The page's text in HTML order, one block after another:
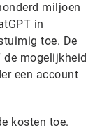
miljoen
in
toe. De
mogelijkheid
een account
kosten toe.